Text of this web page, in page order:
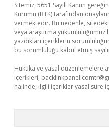
Sitemiz, 5651 Sayılı Kanun
Kurumu (BTK) tarafından
vermektedir. Bu nedenle,
veya araştırma
yazdıkları içeriklerin
bu sorumluluğu kabul etmiş
Hukuka ve yasal düzenlemelere
içerikleri,
halinde, ilgili içerikler yasal süre